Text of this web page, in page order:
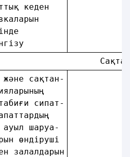
кеден
жөнiнде
енгізу
сақтан-
сипат-
ауыл шаруа-
өндiрушi
залалдарын